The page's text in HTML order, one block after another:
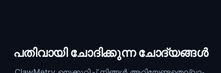
പതിവായി ചോദിക്കുന്ന ചോദ്യങ്ങൾ